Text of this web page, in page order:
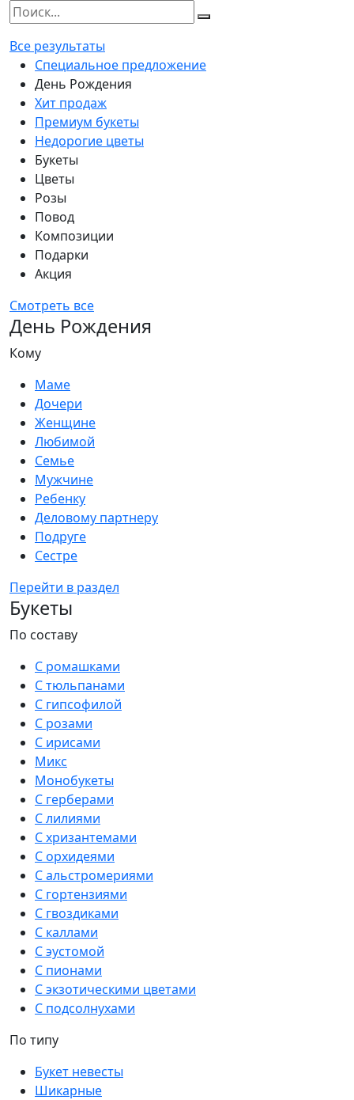
Все результаты
Специальное предложение
День Рождения
Хит продаж
Премиум букеты
Недорогие цветы
Букеты
Цветы
Розы
Повод
Композиции
Подарки
Акция
Смотреть все
День Рождения
Кому
Маме
Дочери
Женщине
Любимой
Семье
Мужчине
Ребенку
Деловому партнеру
Подруге
Сестре
Перейти в раздел
Букеты
По составу
С ромашками
С тюльпанами
С гипсофилой
С розами
С ирисами
Микс
Монобукеты
С герберами
С лилиями
С хризантемами
С орхидеями
С альстромериями
С гортензиями
С гвоздиками
С каллами
С эустомой
С пионами
С экзотическими цветами
С подсолнухами
По типу
Букет невесты
Шикарные